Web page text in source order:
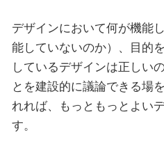
デザインにおいて何が機能
能していないのか）、目的
しているデザインは正しい
とを建設的に議論できる場
れれば、もっともっとよい
す。